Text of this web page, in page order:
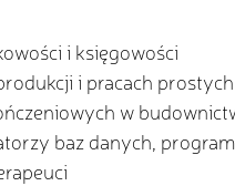
i księgowości
i pracach prostych
w
baz danych,